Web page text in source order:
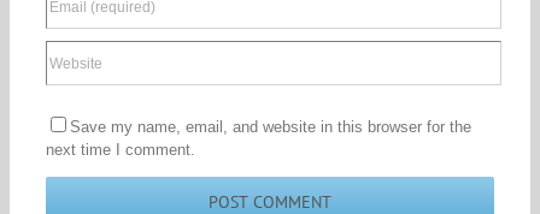
Save my name, email, and website in this browser for the
next time I comment.